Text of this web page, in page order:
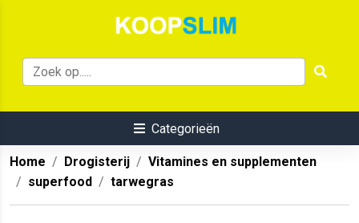
Categorieën
Home Drogisterij
Vitamines en supplementen
superfood
tarwegras